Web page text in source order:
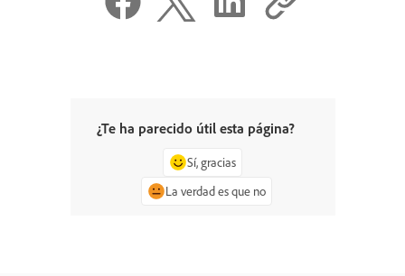
¿Te ha parecido útil esta página?
Sí, gracias
La verdad es que no